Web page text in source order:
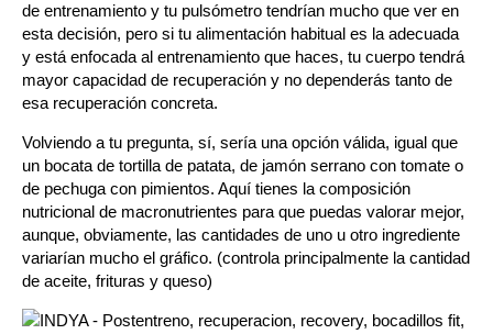
de entrenamiento y tu pulsómetro tendrían mucho que ver en
esta decisión, pero si tu alimentación habitual es la adecuada
y está enfocada al entrenamiento que haces, tu cuerpo tendrá
mayor capacidad de recuperación y no dependerás tanto de
esa recuperación concreta.
Volviendo a tu pregunta, sí, sería una opción válida, igual que
un bocata de tortilla de patata, de jamón serrano con tomate o
de pechuga con pimientos. Aquí tienes la composición
nutricional de macronutrientes para que puedas valorar mejor,
aunque, obviamente, las cantidades de uno u otro ingrediente
variarían mucho el gráfico. (controla principalmente la cantidad
de aceite, frituras y queso)